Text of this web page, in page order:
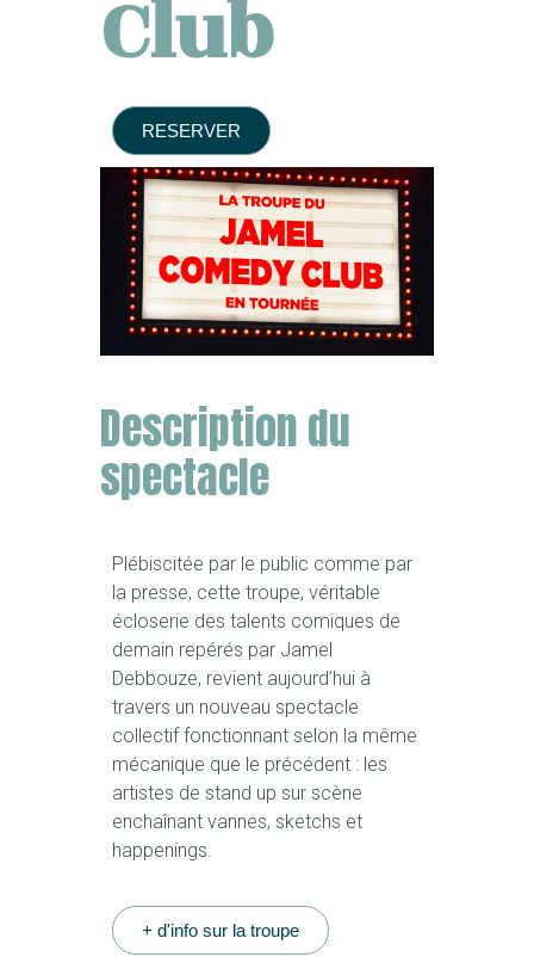
Club
RESERVER
Description du
spectacle
Plébiscitée par le public comme par
la presse, cette troupe, véritable
écloserie des talents comiques de
demain repérés par Jamel
Debbouze, revient aujourd’hui à
travers un nouveau spectacle
collectif fonctionnant selon la même
mécanique que le précédent : les
artistes de stand up sur scène
enchaînant vannes, sketchs et
happenings.
+ d'info sur la troupe